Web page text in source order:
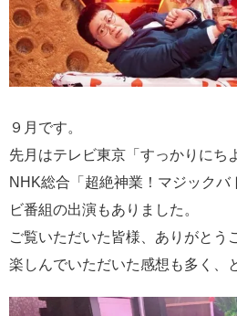
９月です。
先月はテレビ東京「すっかりにち
NHK総合「超絶神業！マジックバ
ビ番組の出演もありました。
ご覧いただいた皆様、ありがとう
楽しんでいただいた感想も多く、